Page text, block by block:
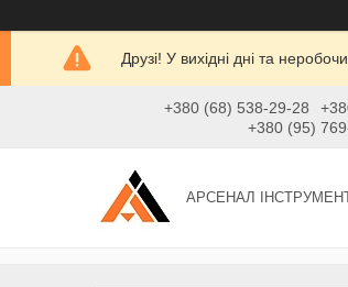
Друзі! У вихідні дні та
+380 (68) 538-29-28
+380 (95)
АРСЕНАЛ